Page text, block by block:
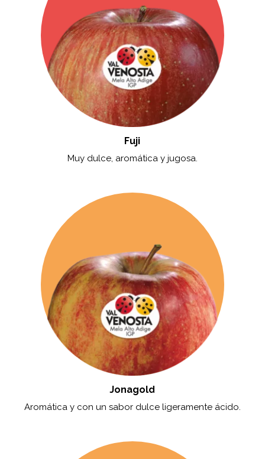
Fuji
Muy dulce, aromática y jugosa.
Jonagold
Aromática y con un sabor dulce ligeramente ácido.